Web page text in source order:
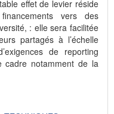
effet de levier réside
vers des
: elle sera facilitée
partagés à l’échelle
de reporting
cadre notamment de la